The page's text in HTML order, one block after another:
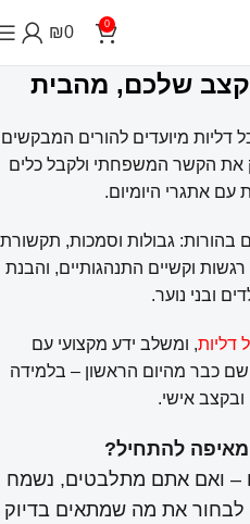
0
₪0
שלכם, מהבית
דליות מיועדים להורים המבקשים
את הקשר המשפחתי ולקבל כלים
עם אתגרי היומיום.
בהורות: גבולות וסמכות, תקשורת
וקשיים התנהגותיים, והבנת
ובני נוער.
דליות, ומשלב ידע מקצועי עם
כבר מהיום הראשון – בלמידה
ובקצב אישי.
להתחיל?
– ואם אתם מתלבטים, נשמח
את מה שמתאים בדיוק